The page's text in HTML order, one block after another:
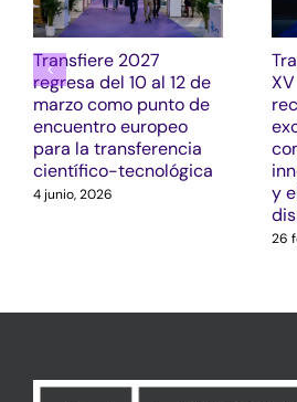
Transfiere 2027
regresa del 10 al 12 de
marzo como punto de
encuentro europeo
para la transferencia
científico-tecnológica
4 junio, 2026
y
26